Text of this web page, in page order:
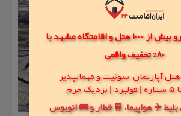
🎁 امکان رزرو بیش از 1000 هتل و اقامتگاه مشهد با
80% تخفیف واقعی
آپارتمان، سوئیت و مهمانپذیر
بلیط ✈️ هواپیما، 🚆 قطار و 🚌 اتوبوس